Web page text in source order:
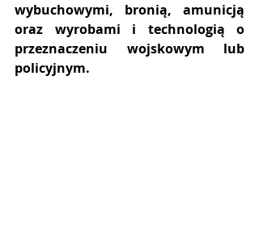
wybuchowymi, bronią, amunicją
oraz wyrobami i technologią o
przeznaczeniu wojskowym lub
policyjnym.